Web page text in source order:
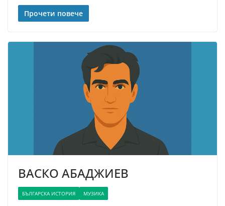
Прочети повече
ВАСКО АБАДЖИЕВ
БЪЛГАРСКА ИСТОРИЯ МУЗИКА